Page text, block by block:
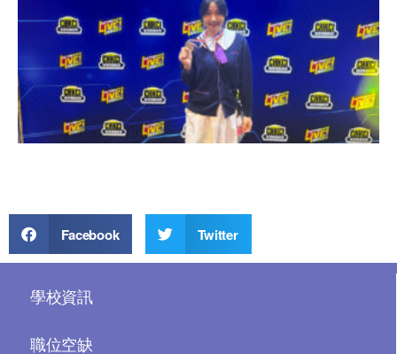
Facebook Twitter
學校資訊
職位空缺